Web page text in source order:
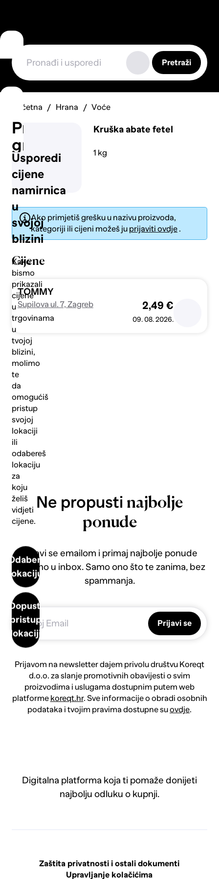
Usporedi
cijene
namirnica
u
svojoj
blizini
Kako
bismo
prikazali
cijene
u
trgovinama
u
tvojoj
blizini,
molimo
te
da
omogućiš
pristup
svojoj
lokaciji
ili
odabereš
lokaciju
za
koju
želiš
vidjeti
cijene.
Odaberi
lokaciju
Dopusti
pristup
lokaciji
Prijavi
grešku
Pošalji
Pretraži
Početna Hrana Voće
Kruška abate fetel
1 kg
Ako primjetiš grešku u nazivu proizvoda,
kategoriji ili cijeni možeš ju prijaviti ovdje .
Cijene
TOMMY
Supilova ul. 7, Zagreb 2,49 €
09. 08. 2026.
Ne propusti najbolje
ponude
Prijavi se emailom i primaj najbolje ponude
direktno u inbox. Samo ono što te zanima, bez
spammanja.
Prijavi se
Prijavom na newsletter dajem privolu društvu Koreqt
d.o.o. za slanje promotivnih obavijesti o svim
proizvodima i uslugama dostupnim putem web
platforme koreqt.hr. Sve informacije o obradi osobnih
podataka i tvojim pravima dostupne suovdje.
Digitalna platforma koja ti pomaže donijeti
najbolju odluku o kupnji.
Zaštita privatnosti i ostali dokumenti
Upravljanje kolačićima